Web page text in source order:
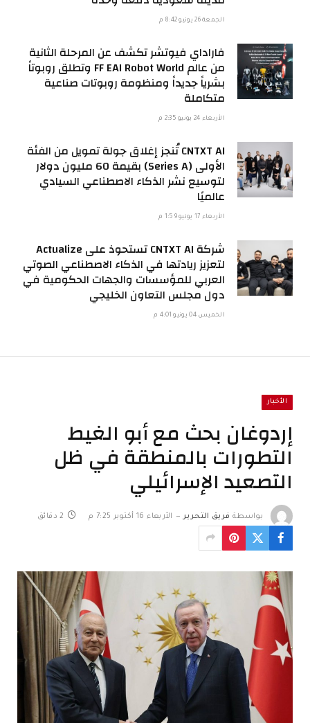
الجمعة 26 يونيو 8:42 م
فاراداي فيوتشر تكشف عن المرحلة الثانية
من عالم FF EAI Robot World وتطلق روبوتاً
بشرياً جديداً ومنظومة روبوتات صناعية
متكاملة
الأربعاء 24 يونيو 2:35 م
CNTXT AI تُنجز إغلاق جولة تمويل من الفئة
الأولى (Series A) بقيمة 60 مليون دولار
لتوسيع نشر الذكاء الاصطناعي السيادي
عالميًا
الأربعاء 17 يونيو 1:59 م
شركة CNTXT AI تستحوذ على Actualize
لتعزيز ريادتها في الذكاء الاصطناعي الصوتي
العربي للمؤسسات والجهات الحكومية في
دول مجلس التعاون الخليجي
الخميس 04 يونيو 4:01 م
الأخبار
إردوغان بحث مع أبو الغيط
التطورات بالمنطقة في ظل
التصعيد الإسرائيلي
بواسطة فريق التحرير الأربعاء 16 أكتوبر 7:25 م 2 دقائق